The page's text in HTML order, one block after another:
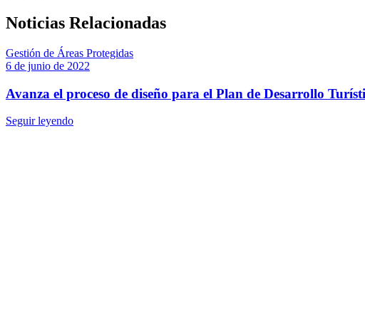
Noticias Relacionadas
Gestión de Áreas Protegidas
6 de junio de 2022
Avanza el proceso de diseño para el Plan de Desarrollo
Seguir leyendo